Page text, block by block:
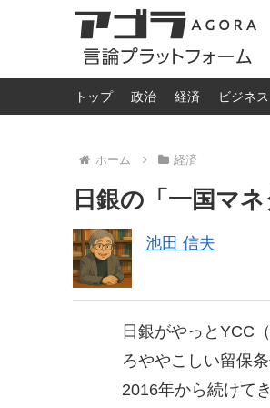
トップ 政治 経済 ビジネス
ホーム 経済
日銀の「一国マ
池田 信夫
日銀がやっとYCC
ろややこしい留保
2016年から続けて